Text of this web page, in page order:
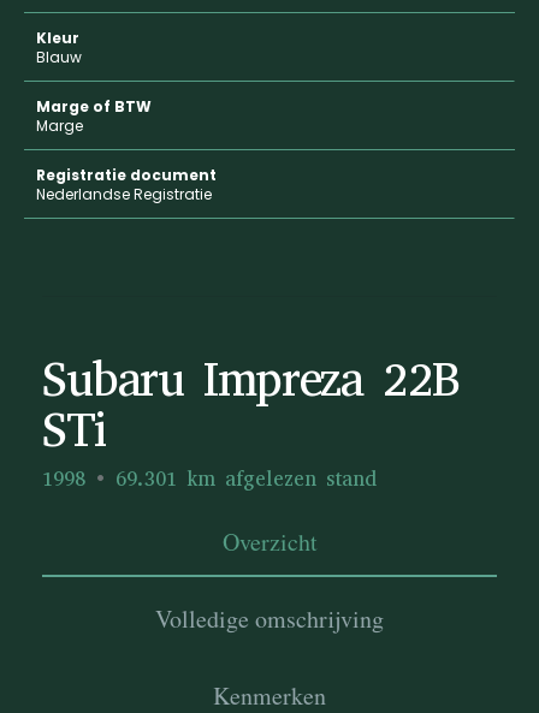
Kleur
Blauw
Marge of BTW
Marge
Registratie document
Nederlandse Registratie
Subaru Impreza 22B
STi
1998 69.301 km afgelezen stand
Overzicht
Volledige omschrijving
Kenmerken